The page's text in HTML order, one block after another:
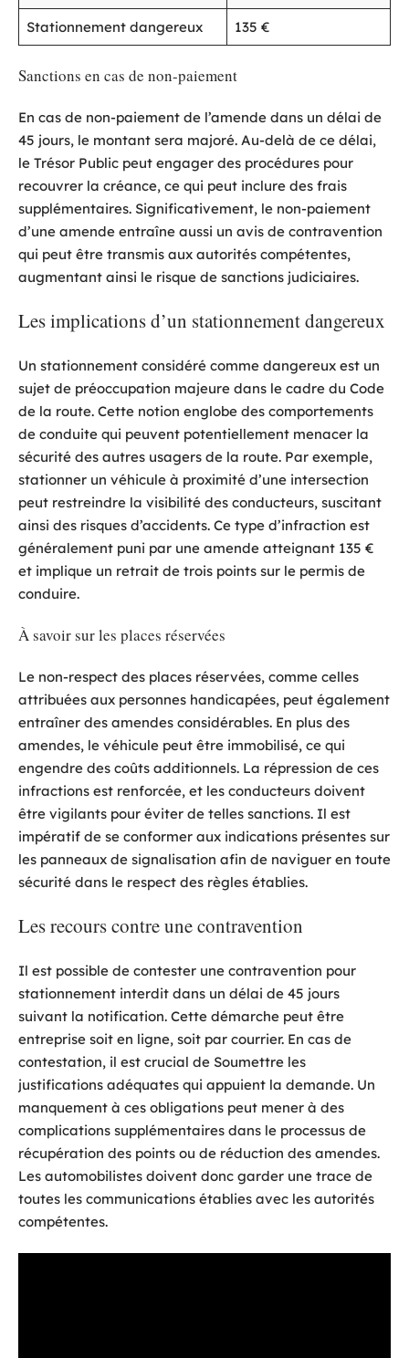
Stationnement dangereux 135 €
Sanctions en cas de non-paiement
En cas de non-paiement de l’amende dans un délai de
45 jours, le montant sera majoré. Au-delà de ce délai,
le Trésor Public peut engager des procédures pour
recouvrer la créance, ce qui peut inclure des frais
supplémentaires. Significativement, le non-paiement
d’une amende entraîne aussi un avis de contravention
qui peut être transmis aux autorités compétentes,
augmentant ainsi le risque de sanctions judiciaires.
Les implications d’un stationnement dangereux
Un stationnement considéré comme dangereux est un
sujet de préoccupation majeure dans le cadre du Code
de la route. Cette notion englobe des comportements
de conduite qui peuvent potentiellement menacer la
sécurité des autres usagers de la route. Par exemple,
stationner un véhicule à proximité d’une intersection
peut restreindre la visibilité des conducteurs, suscitant
ainsi des risques d’accidents. Ce type d’infraction est
généralement puni par une amende atteignant 135 €
et implique un retrait de trois points sur le permis de
conduire.
À savoir sur les places réservées
Le non-respect des places réservées, comme celles
attribuées aux personnes handicapées, peut également
entraîner des amendes considérables. En plus des
amendes, le véhicule peut être immobilisé, ce qui
engendre des coûts additionnels. La répression de ces
infractions est renforcée, et les conducteurs doivent
être vigilants pour éviter de telles sanctions. Il est
impératif de se conformer aux indications présentes sur
les panneaux de signalisation afin de naviguer en toute
sécurité dans le respect des règles établies.
Les recours contre une contravention
Il est possible de contester une contravention pour
stationnement interdit dans un délai de 45 jours
suivant la notification. Cette démarche peut être
entreprise soit en ligne, soit par courrier. En cas de
contestation, il est crucial de Soumettre les
justifications adéquates qui appuient la demande. Un
manquement à ces obligations peut mener à des
complications supplémentaires dans le processus de
récupération des points ou de réduction des amendes.
Les automobilistes doivent donc garder une trace de
toutes les communications établies avec les autorités
compétentes.